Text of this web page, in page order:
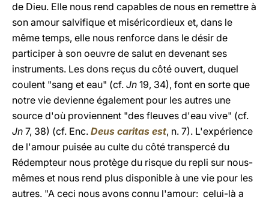
de Dieu. Elle nous rend capables de nous en remettre à
son amour salvifique et miséricordieux et, dans le
même temps, elle nous renforce dans le désir de
participer à son oeuvre de salut en devenant ses
instruments. Les dons reçus du côté ouvert, duquel
coulent "sang et eau" (cf. Jn 19, 34), font en sorte que
notre vie devienne également pour les autres une
source d'où proviennent "des fleuves d'eau vive" (cf.
Jn 7, 38) (cf. Enc. Deus caritas est, n. 7). L'expérience
de l'amour puisée au culte du côté transpercé du
Rédempteur nous protège du risque du repli sur nous-
mêmes et nous rend plus disponible à une vie pour les
autres. "A ceci nous avons connu l'amour: celui-là a